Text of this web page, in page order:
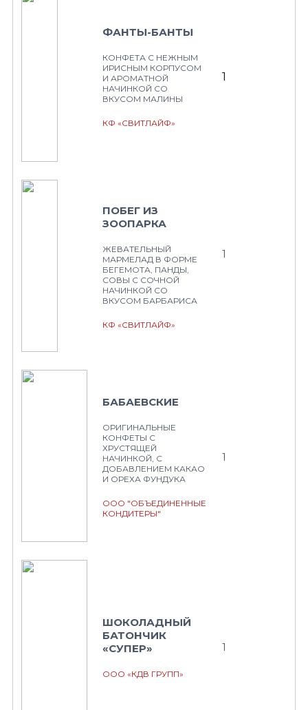
ФАНТЫ-БАНТЫ
КОНФЕТА С НЕЖНЫМ
ИРИСНЫМ КОРПУСОМ
И АРОМАТНОЙ
НАЧИНКОЙ СО
ВКУСОМ МАЛИНЫ
КФ «СВИТЛАЙФ»
1
ПОБЕГ ИЗ
ЗООПАРКА
ЖЕВАТЕЛЬНЫЙ
МАРМЕЛАД В ФОРМЕ
БЕГЕМОТА, ПАНДЫ,
СОВЫ С СОЧНОЙ
НАЧИНКОЙ СО
ВКУСОМ БАРБАРИСА
КФ «СВИТЛАЙФ»
1
БАБАЕВСКИЕ
ОРИГИНАЛЬНЫЕ
КОНФЕТЫ С
ХРУСТЯЩЕЙ
НАЧИНКОЙ, С
ДОБАВЛЕНИЕМ КАКАО
И ОРЕХА ФУНДУКА
ООО "ОБЪЕДИНЕННЫЕ
КОНДИТЕРЫ"
1
ШОКОЛАДНЫЙ
БАТОНЧИК
«СУПЕР»
ООО «КДВ ГРУПП»
1